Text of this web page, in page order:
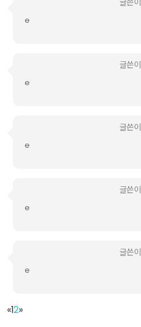
글쓴이
e
글쓴이
e
글쓴이
e
글쓴이
e
글쓴이
e
«12»